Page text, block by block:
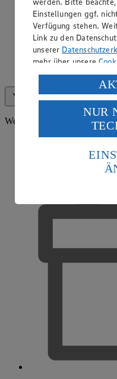
Alle anzeigen (15)
Weitere Services
Einstellungen ggf.
Verfügung stehen.
Link zu den
unserer
mehr über unsere
Verarbeitung deiner
USA durch Facebook
Wenn du auf
des Art. 49 Abs. 1
Daten in den USA
die USA als Land mit
Standards nicht
Es besteht das Risiko
Informationen zum
Impressum
NUR